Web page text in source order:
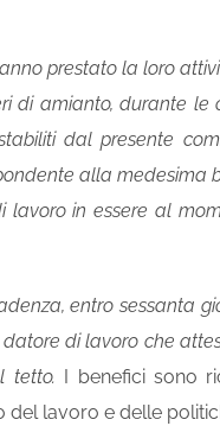
prestato la loro
di amianto, durante le
dal presente
alla medesima
in essere al
entro sessanta
di lavoro che
tetto. I benefici sono
lavoro e delle